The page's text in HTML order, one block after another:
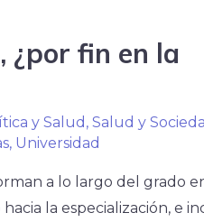
¿por fin en la
y Salud , Salud y
, Universidad
a lo largo del grado
la especialización, e